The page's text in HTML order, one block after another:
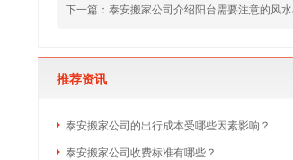
下一篇： 泰安搬家公司介绍阳台需要注意的风
推荐资讯
泰安搬家公司的出行成本受哪些因素影响？
泰安搬家公司收费标准有哪些？